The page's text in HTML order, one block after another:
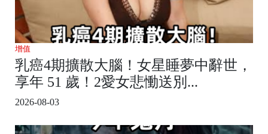
增值
乳癌4期擴散大腦！女星睡夢中辭世，
享年 51 歲！2愛女悲慟送別...
2026-08-03